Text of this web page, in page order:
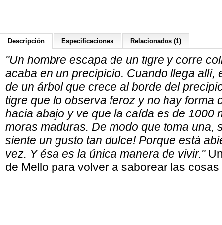
Descripción Especificaciones Relacionados (1)
"Un hombre escapa de un tigre y corre
acaba en un precipicio. Cuando llega allí,
de un árbol que crece al borde del
tigre que lo observa feroz y no hay forma
hacia abajo y ve que la caída es de 1000
moras maduras. De modo que toma una,
siente un gusto tan dulce! Porque está
vez. Y ésa es la única manera de vivir."
de Mello para volver a saborear las